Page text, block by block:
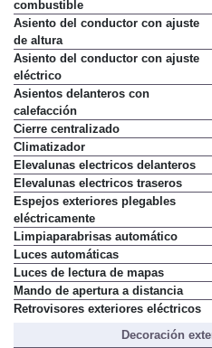
combustible
Asiento del conductor con ajuste
de altura
Asiento del conductor con ajuste
eléctrico
Asientos delanteros con
calefacción
Cierre centralizado
Climatizador
Elevalunas electricos delanteros
Elevalunas electricos traseros
Espejos exteriores plegables
eléctricamente
Limpiaparabrisas automático
Luces automáticas
Luces de lectura de mapas
Mando de apertura a distancia
Retrovisores exteriores eléctricos
Decoración